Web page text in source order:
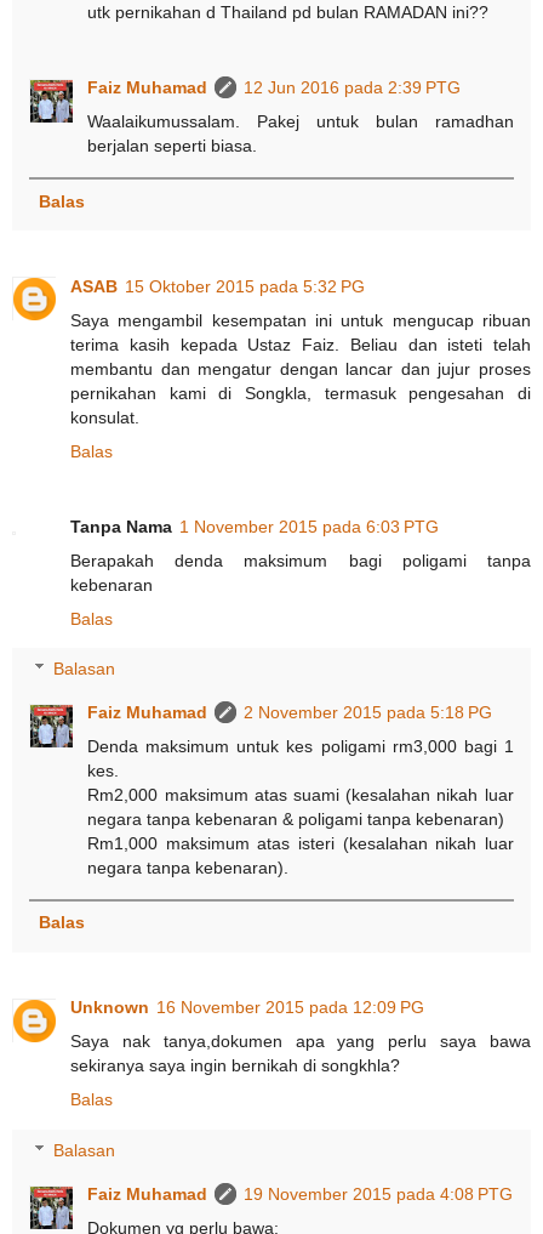
utk pernikahan d Thailand pd bulan RAMADAN ini??
Faiz Muhamad
12 Jun 2016 pada 2:39 PTG
Waalaikumussalam. Pakej untuk bulan ramadhan
berjalan seperti biasa.
Balas
ASAB 15 Oktober 2015 pada 5:32 PG
Saya mengambil kesempatan ini untuk mengucap ribuan
terima kasih kepada Ustaz Faiz. Beliau dan isteti telah
membantu dan mengatur dengan lancar dan jujur proses
pernikahan kami di Songkla, termasuk pengesahan di
konsulat.
Balas
Tanpa Nama 1 November 2015 pada 6:03 PTG
Berapakah denda maksimum bagi poligami tanpa
kebenaran
Balas
Balasan
Faiz Muhamad
2 November 2015 pada 5:18 PG
Denda maksimum untuk kes poligami rm3,000 bagi 1
kes.
Rm2,000 maksimum atas suami (kesalahan nikah luar
negara tanpa kebenaran & poligami tanpa kebenaran)
Rm1,000 maksimum atas isteri (kesalahan nikah luar
negara tanpa kebenaran).
Balas
Unknown 16 November 2015 pada 12:09 PG
Saya nak tanya,dokumen apa yang perlu saya bawa
sekiranya saya ingin bernikah di songkhla?
Balas
Balasan
Faiz Muhamad
19 November 2015 pada 4:08 PTG
Dokumen yg perlu bawa: